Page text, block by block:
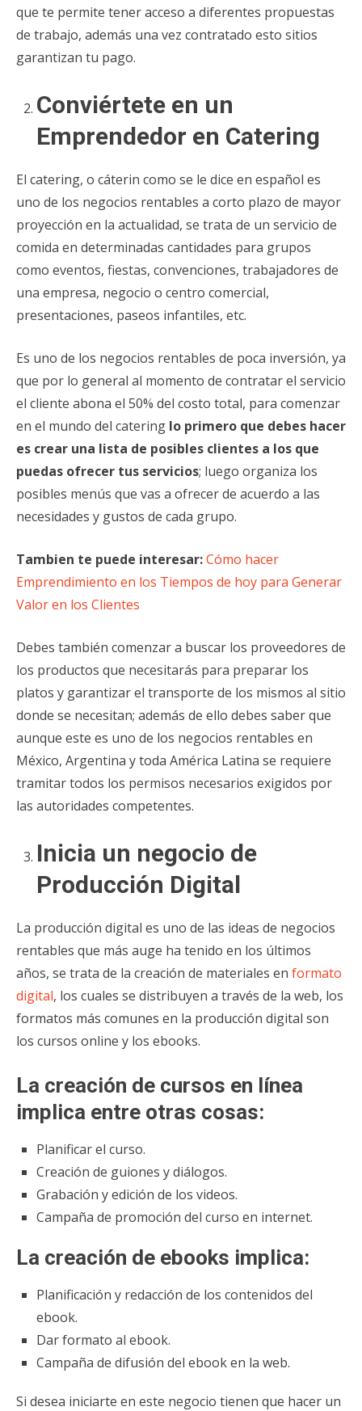
que te permite tener acceso a diferentes propuestas
de trabajo, además una vez contratado esto sitios
garantizan tu pago.
Conviértete en un
Emprendedor en Catering
El catering, o cáterin como se le dice en español es
uno de los negocios rentables a corto plazo de mayor
proyección en la actualidad, se trata de un servicio de
comida en determinadas cantidades para grupos
como eventos, fiestas, convenciones, trabajadores de
una empresa, negocio o centro comercial,
presentaciones, paseos infantiles, etc.
Es uno de los negocios rentables de poca inversión, ya
que por lo general al momento de contratar el servicio
el cliente abona el 50% del costo total, para comenzar
en el mundo del catering lo primero que debes hacer
es crear una lista de posibles clientes a los que
puedas ofrecer tus servicios; luego organiza los
posibles menús que vas a ofrecer de acuerdo a las
necesidades y gustos de cada grupo.
Tambien te puede interesar:Cómo hacer
Emprendimiento en los Tiempos de hoy para Generar
Valor en los Clientes
Debes también comenzar a buscar los proveedores de
los productos que necesitarás para preparar los
platos y garantizar el transporte de los mismos al sitio
donde se necesitan; además de ello debes saber que
aunque este es uno de los negocios rentables en
México, Argentina y toda América Latina se requiere
tramitar todos los permisos necesarios exigidos por
las autoridades competentes.
Inicia un negocio de
Producción Digital
La producción digital es uno de las ideas de negocios
rentables que más auge ha tenido en los últimos
años, se trata de la creación de materiales en formato
digital, los cuales se distribuyen a través de la web, los
formatos más comunes en la producción digital son
los cursos online y los ebooks.
La creación de cursos en línea
implica entre otras cosas:
Planificar el curso.
Creación de guiones y diálogos.
Grabación y edición de los videos.
Campaña de promoción del curso en internet.
La creación de ebooks implica:
Planificación y redacción de los contenidos del
ebook.
Dar formato al ebook.
Campaña de difusión del ebook en la web.
Si desea iniciarte en este negocio tienen que hacer un